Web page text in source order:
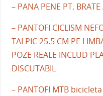
– PANA PENE PT.
– PANTOFI CICLISM
TALPIC 25.5 CM PE
POZE REALE INCLUD
DISCUTABIL
– PANTOFI MTB